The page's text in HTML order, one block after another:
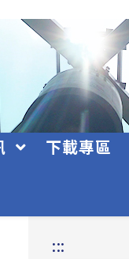
下載專區
:::